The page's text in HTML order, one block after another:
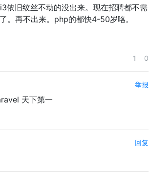
依旧纹丝不动的没出来。现在招聘都不需
。再不出来。php的都快4-50岁咯。
1 0
举报
天下第一
回复